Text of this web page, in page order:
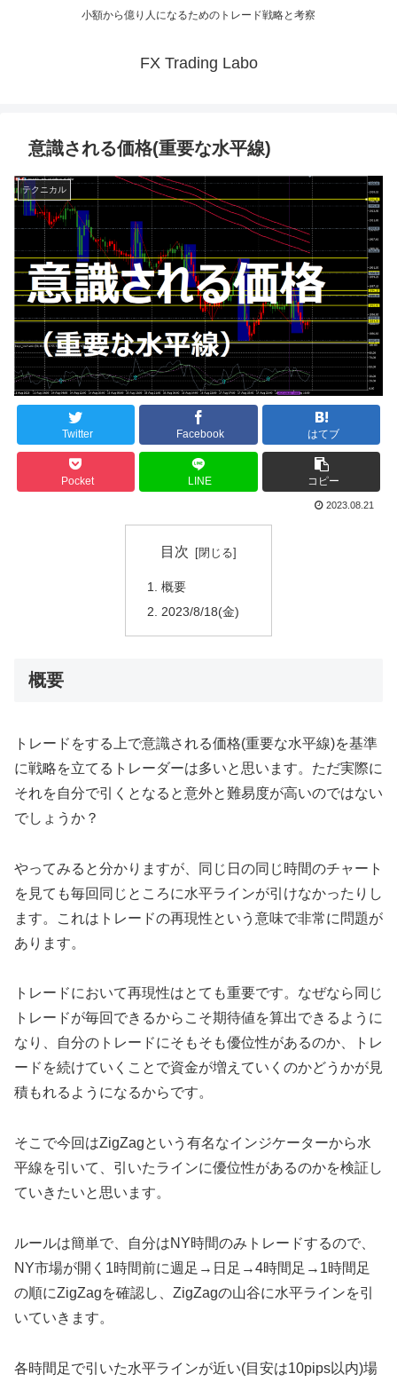
小額から億り人になるためのトレード戦略と考察
FX Trading Labo
意識される価格(重要な水平線)
テクニカル
Twitter Facebook はてブ
Pocket LINE コピー
2023.08.21
目次
概要
2023/8/18(金)
概要
トレードをする上で意識される価格(重要な水平線)を基準
に戦略を立てるトレーダーは多いと思います。ただ実際に
それを自分で引くとなると意外と難易度が高いのではない
でしょうか？
やってみると分かりますが、同じ日の同じ時間のチャート
を見ても毎回同じところに水平ラインが引けなかったりし
ます。これはトレードの再現性という意味で非常に問題が
あります。
トレードにおいて再現性はとても重要です。なぜなら同じ
トレードが毎回できるからこそ期待値を算出できるように
なり、自分のトレードにそもそも優位性があるのか、トレ
ードを続けていくことで資金が増えていくのかどうかが見
積もれるようになるからです。
そこで今回はZigZagという有名なインジケーターから水
平線を引いて、引いたラインに優位性があるのかを検証し
ていきたいと思います。
ルールは簡単で、自分はNY時間のみトレードするので、
NY市場が開く1時間前に週足→日足→4時間足→1時間足
の順にZigZagを確認し、ZigZagの山谷に水平ラインを引
いていきます。
各時間足で引いた水平ラインが近い(目安は10pips以内)場